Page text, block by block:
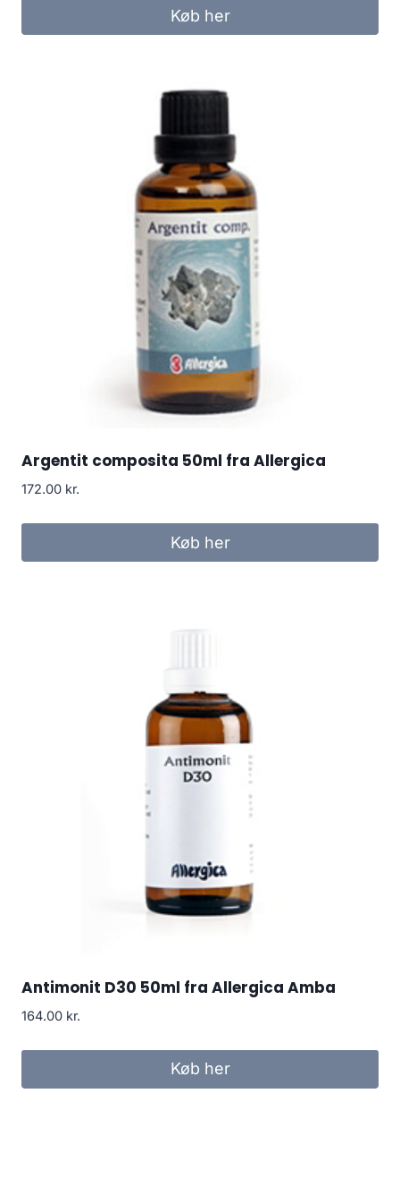
Køb her
Argentit composita 50ml fra Allergica
172.00 kr.
Køb her
Antimonit D30 50ml fra Allergica Amba
164.00 kr.
Køb her